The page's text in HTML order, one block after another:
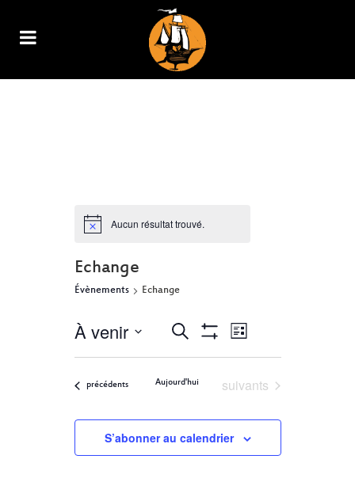
Aucun résultat trouvé.
Echange
Évènements Echange
RECHERCHE
ET
NAVIGATION
DE
VUES
Recherche
Filters
NAVIGATION
VUES
ÉVÈNEMENT
Liste
À venir
date.
Évènements
précédents Aujourd'hui Évènements
suivants
S’abonner au calendrier